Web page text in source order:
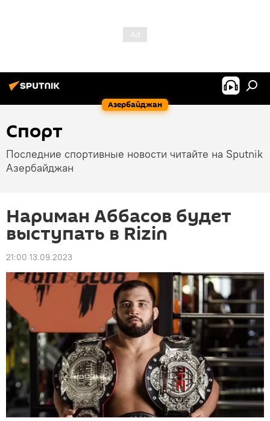
Азербайджан
Спорт
Последние спортивные новости читайте на Sputnik
Азербайджан
Нариман Аббасов будет
выступать в Rizin
21:00 13.09.2023